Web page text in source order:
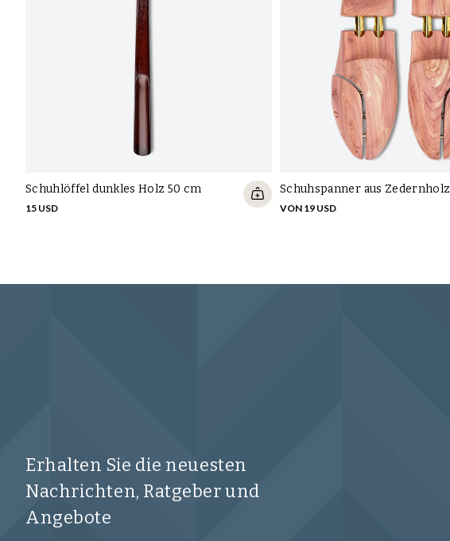
Schuhlöffel dunkles Holz 50 cm
15 USD
Schuhspanner aus Zedernholz
VON 19 USD
Erhalten Sie die neuesten
Nachrichten, Ratgeber und
Angebote